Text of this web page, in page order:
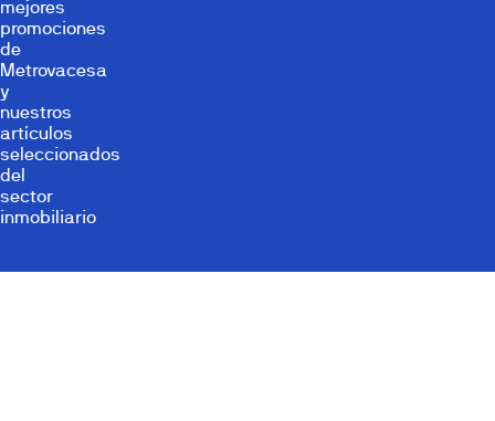
mejores
promociones
de
Metrovacesa
y
nuestros
artículos
seleccionados
del
sector
inmobiliario